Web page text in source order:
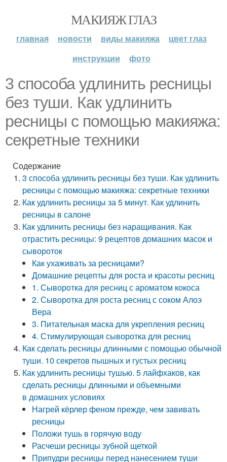
МАКИЯЖ ГЛАЗ
главная новости виды макияжа
цвет глаз
инструкции
фото
3 способа удлинить ресницы
без туши. Как удлинить
ресницы с помощью макияжа:
секретные техники
Содержание
3 способа удлинить ресницы без туши. Как удлинить
ресницы с помощью макияжа: секретные техники
Как удлинить ресницы за 5 минут. Как удлинить
ресницы в салоне
Как удлинить ресницы без наращивания. Как
отрастить ресницы: 9 рецептов домашних масок и
сывороток
Как ухаживать за ресницами?
Домашние рецепты для роста и красоты ресниц
1. Сыворотка для ресниц с ароматом кокоса
2. Сыворотка для роста ресниц с соком Алоэ
Вера
3. Питательная маска для укрепления ресниц
4. Стимулирующая сыворотка для ресниц
Как сделать ресницы длинными с помощью обычной
туши. 10 секретов пышных и густых ресниц
Как удлинить ресницы тушью. 5 лайфхаков, как
сделать ресницы длинными и объемными
в домашних условиях
Нагрей кёрлер феном прежде, чем завивать
ресницы
Положи тушь в горячую воду
Расчеши ресницы зубной щеткой
Припудри ресницы перед нанесением туши